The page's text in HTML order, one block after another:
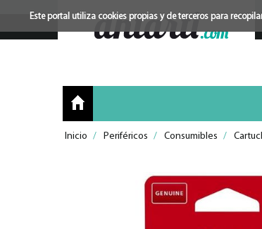
Este portal utiliza cookies propias y de terceros para
Inicio / Periféricos / Consumibles /